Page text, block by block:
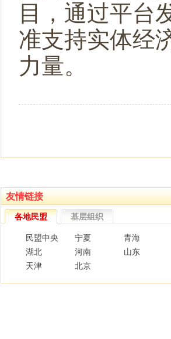
目，通过平台
准支持实体经
力量。
友情链接
各地民盟 基层组织
民盟中央 宁夏 青海
湖北
河南 山东
天津
北京